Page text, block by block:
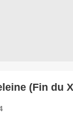
(Fin du